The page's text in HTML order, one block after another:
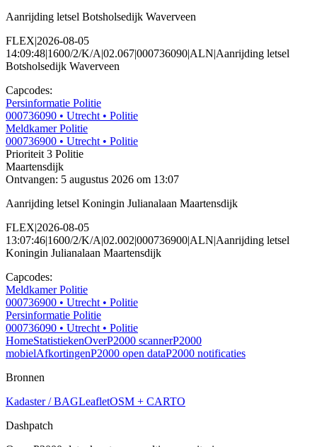
Aanrijding letsel Botsholsedijk Waverveen
FLEX|2026-08-05
14:09:48|1600/2/K/A|02.067|000736090|ALN|Aanrijding letsel
Botsholsedijk Waverveen
Capcodes:
Persinformatie Politie
000736090 • Utrecht • Politie
Meldkamer Politie
000736900 • Utrecht • Politie
Prioriteit 3 Politie
Maartensdijk
Ontvangen: 5 augustus 2026 om 13:07
Aanrijding letsel Koningin Julianalaan Maartensdijk
FLEX|2026-08-05
13:07:46|1600/2/K/A|02.002|000736900|ALN|Aanrijding letsel
Koningin Julianalaan Maartensdijk
Capcodes:
Meldkamer Politie
000736900 • Utrecht • Politie
Persinformatie Politie
000736090 • Utrecht • Politie
HomeStatistiekenOverP2000 scannerP2000
mobielAfkortingenP2000 open dataP2000 notificaties
Bronnen
Kadaster / BAGLeafletOSM + CARTO
Dashpatch